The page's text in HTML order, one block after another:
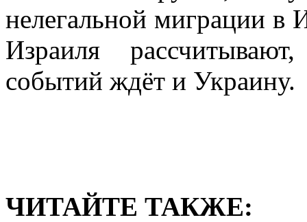
нелегальной миграции
Израиля
событий ждёт и Украину.
ЧИТАЙТЕ ТАКЖЕ: